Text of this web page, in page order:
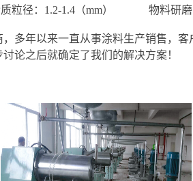
1.4（mm） 物料研磨目标
多年以来一直从事涂料生产销售，
论之后就确定了我们的解决方案！